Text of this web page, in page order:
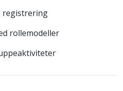
registrering
rollemodeller